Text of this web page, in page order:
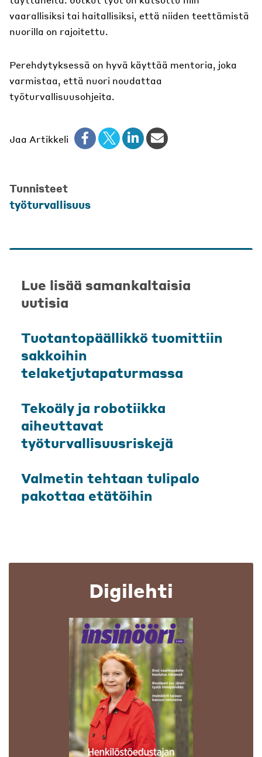
vaarallisiksi tai haitallisiksi, että niiden teettämistä
nuorilla on rajoitettu.
Perehdytyksessä on hyvä käyttää mentoria, joka
varmistaa, että nuori noudattaa
työturvallisuusohjeita.
Jaa Artikkeli
Tunnisteet
työturvallisuus
Lue lisää samankaltaisia
uutisia
Tuotantopäällikkö tuomittiin
sakkoihin
telaketjutapaturmassa
Tekoäly ja robotiikka
aiheuttavat
työturvallisuusriskejä
Valmetin tehtaan tulipalo
pakottaa etätöihin
Digilehti